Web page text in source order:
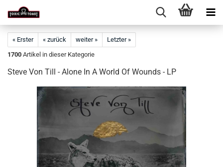
« Erster « zurück weiter »
Letzter »
1700 Artikel in dieser Kategorie
Steve Von Till - Alone In A World Of Wounds - LP